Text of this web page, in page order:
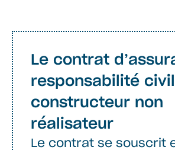
Le contrat
responsabilité
constructeur non
réalisateur
Le contrat se souscrit